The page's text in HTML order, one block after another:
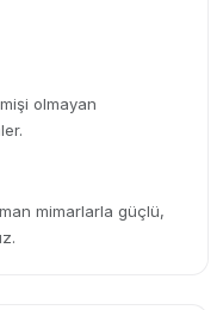
olmayan
mimarlarla güçlü,